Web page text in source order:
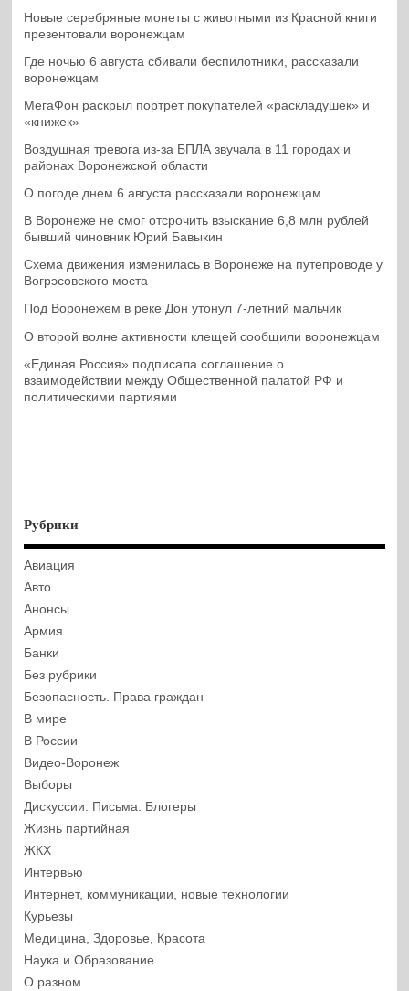
Новые серебряные монеты с животными из Красной книги
презентовали воронежцам
Где ночью 6 августа сбивали беспилотники, рассказали
воронежцам
МегаФон раскрыл портрет покупателей «раскладушек» и
«книжек»
Воздушная тревога из-за БПЛА звучала в 11 городах и
районах Воронежской области
О погоде днем 6 августа рассказали воронежцам
В Воронеже не смог отсрочить взыскание 6,8 млн рублей
бывший чиновник Юрий Бавыкин
Схема движения изменилась в Воронеже на путепроводе у
Вогрэсовского моста
Под Воронежем в реке Дон утонул 7-летний мальчик
О второй волне активности клещей сообщили воронежцам
«Единая Россия» подписала соглашение о
взаимодействии между Общественной палатой РФ и
политическими партиями
Рубрики
Авиация
Авто
Анонсы
Армия
Банки
Без рубрики
Безопасность. Права граждан
В мире
В России
Видео-Воронеж
Выборы
Дискуссии. Письма. Блогеры
Жизнь партийная
ЖКХ
Интервью
Интернет, коммуникации, новые технологии
Курьезы
Медицина, Здоровье, Красота
Наука и Образование
О разном